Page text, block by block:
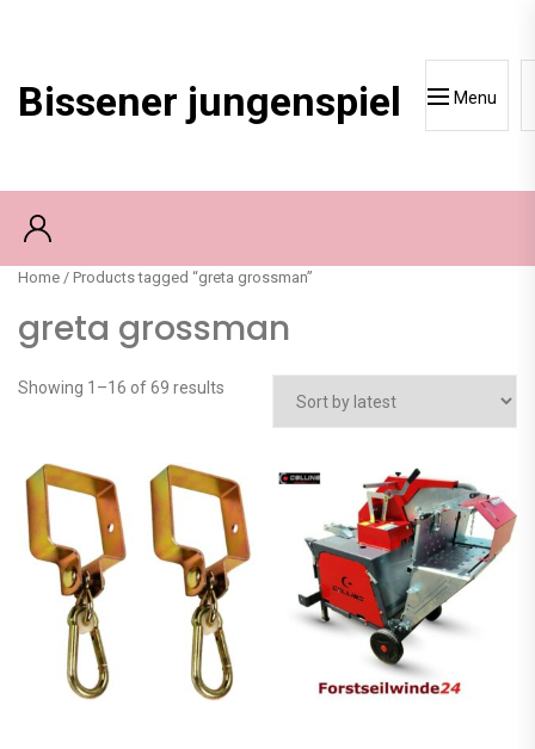
Bissener jungenspiel Menu
Home / Products tagged “greta grossman”
greta grossman
Showing 1–16 of 69 results